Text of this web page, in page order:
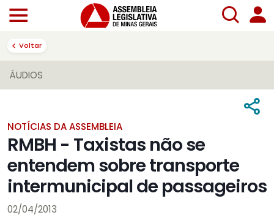
Voltar
ÁUDIOS
NOTÍCIAS DA ASSEMBLEIA
RMBH - Taxistas não se
entendem sobre transporte
intermunicipal de passageiros
02/04/2013